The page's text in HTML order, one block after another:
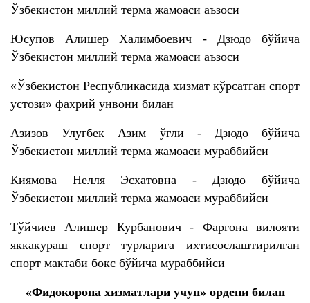
Ўзбекистон миллий терма жамоаси аъзоси
Юсупов Алишер Халимбоевич - Дзюдо бўйича
Ўзбекистон миллий терма жамоаси аъзоси
«Ўзбекистон Республикасида хизмат кўрсатган спорт
устози» фахрий унвони билан
Азизов Улуғбек Азим ўғли - Дзюдо бўйича
Ўзбекистон миллий терма жамоаси мураббийси
Киямова Нелля Эсхатовна - Дзюдо бўйича
Ўзбекистон миллий терма жамоаси мураббийси
Тўйчиев Алишер Курбанович - Фарғона вилояти
яккакураш спорт турларига ихтисослаштирилган
спорт мактаби бокс бўйича мураббийси
«Фидокорона хизматлари учун» ордени билан